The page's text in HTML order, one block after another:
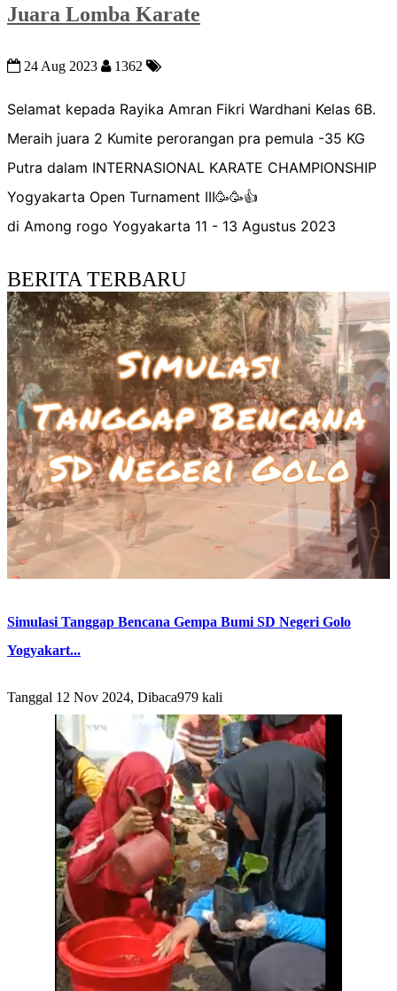
Juara Lomba Karate
24 Aug 2023 1362
Selamat kepada Rayika Amran Fikri Wardhani Kelas 6B.
Meraih juara 2 Kumite perorangan pra pemula -35 KG
Putra dalam INTERNASIONAL KARATE CHAMPIONSHIP
Yogyakarta Open Turnament III🥳🥳👍
di Among rogo Yogyakarta 11 - 13 Agustus 2023
BERITA TERBARU
Simulasi Tanggap Bencana Gempa Bumi SD Negeri Golo
Yogyakart...
Tanggal 12 Nov 2024, Dibaca979 kali